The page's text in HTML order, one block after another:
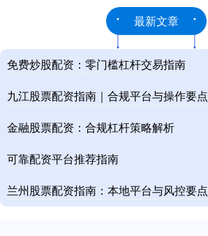
最新文章
免费炒股配资：零门槛杠杆交易指南
九江股票配资指南｜合规平台与操作要点
金融股票配资：合规杠杆策略解析
可靠配资平台推荐指南
兰州股票配资指南：本地平台与风控要点